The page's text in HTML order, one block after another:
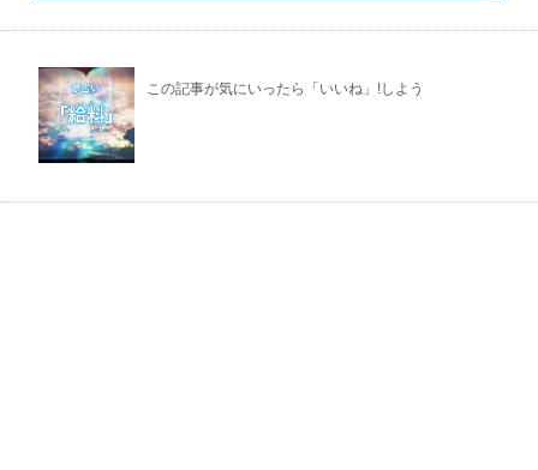
この記事が気にいったら「いいね」!しよう